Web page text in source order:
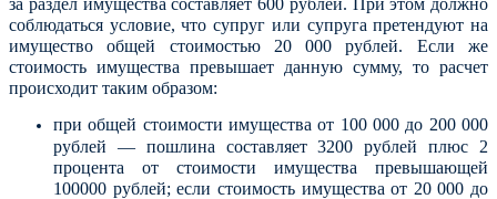
за раздел имущества составляет 600 рублей. При этом должно
соблюдаться условие, что супруг или супруга претендуют на
имущество общей стоимостью 20 000 рублей. Если же
стоимость имущества превышает данную сумму, то расчет
происходит таким образом:
при общей стоимости имущества от 100 000 до 200 000
рублей — пошлина составляет 3200 рублей плюс 2
процента от стоимости имущества превышающей
100000 рублей; если стоимость имущества от 20 000 до